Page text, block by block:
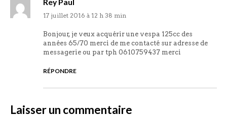
17 juillet 2016 à 12 h 38 min
Bonjour, je veux acquérir une vespa 125cc des
années 65/70 merci de me contacté sur adresse de
messagerie ou par tph 0610759437 merci
RÉPONDRE
Laisser un commentaire